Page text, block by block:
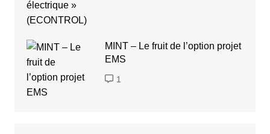
MINT – Le fruit de l’option projet
EMS
1